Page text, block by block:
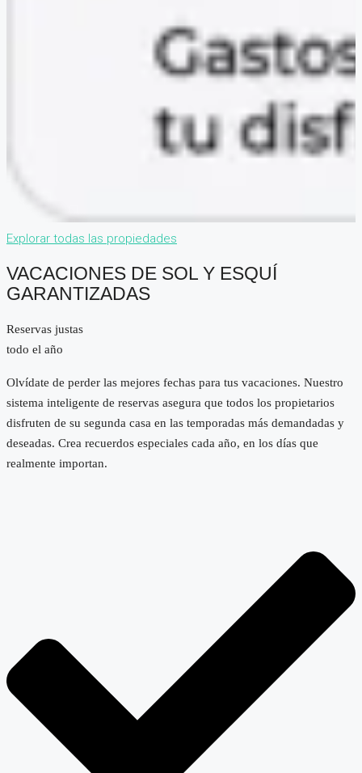
Explorar todas las propiedades
VACACIONES DE SOL Y ESQUÍ
GARANTIZADAS
Reservas justas
todo el año
Olvídate de perder las mejores fechas para tus vacaciones. Nuestro
sistema inteligente de reservas asegura que todos los propietarios
disfruten de su segunda casa en las temporadas más demandadas y
deseadas. Crea recuerdos especiales cada año, en los días que
realmente importan.